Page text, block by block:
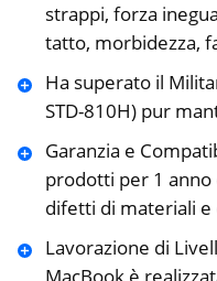
strappi, forza
tatto, morbidezza,
Ha superato il
STD-810H) pur
Garanzia e
prodotti per 1 anno
difetti di materiali e
Lavorazione di